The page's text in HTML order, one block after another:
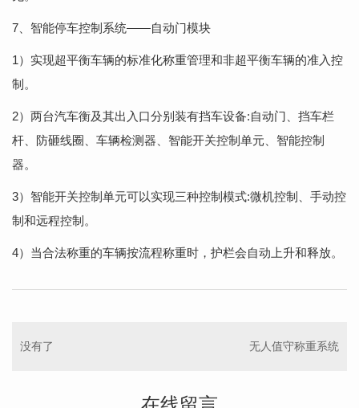
7、智能停车控制系统——自动门模块
1）实现超平衡车辆的标准化称重管理和非超平衡车辆的准入控
制。
2）两台汽车衡及其出入口分别装有挡车设备:自动门、挡车栏
杆、防砸线圈、车辆检测器、智能开关控制单元、智能控制
器。
3）智能开关控制单元可以实现三种控制模式:微机控制、手动控
制和远程控制。
4）当合法称重的车辆按流程称重时，护栏会自动上升和释放。
没有了 无人值守称重系统